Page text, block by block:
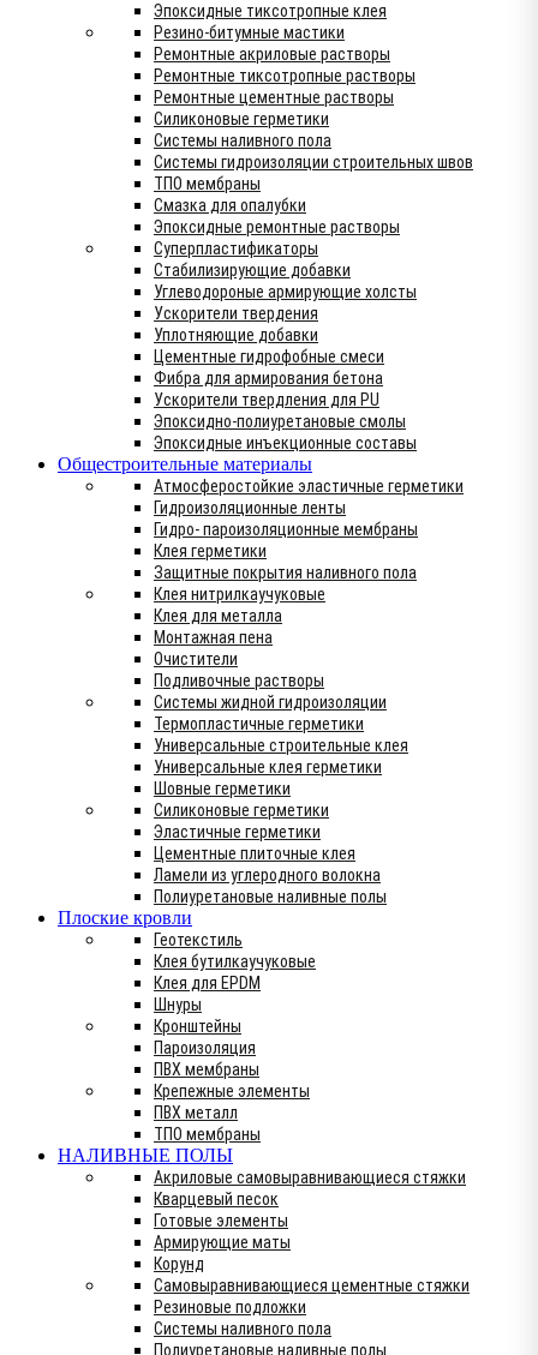
Эпоксидные тиксотропные клея
Резино-битумные мастики
Ремонтные акриловые растворы
Ремонтные тиксотропные растворы
Ремонтные цементные растворы
Силиконовые герметики
Системы наливного пола
Системы гидроизоляции строительных швов
ТПО мембраны
Смазка для опалубки
Эпоксидные ремонтные растворы
Суперпластификаторы
Стабилизирующие добавки
Углеводороные армирующие холсты
Ускорители твердения
Уплотняющие добавки
Цементные гидрофобные смеси
Фибра для армирования бетона
Ускорители твердления для PU
Эпоксидно-полиуретановые смолы
Эпоксидные инъекционные составы
Общестроительные материалы
Атмосферостойкие эластичные герметики
Гидроизоляционные ленты
Гидро- пароизоляционные мембраны
Клея герметики
Защитные покрытия наливного пола
Клея нитрилкаучуковые
Клея для металла
Монтажная пена
Очистители
Подливочные растворы
Системы жидной гидроизоляции
Термопластичные герметики
Универсальные строительные клея
Универсальные клея герметики
Шовные герметики
Силиконовые герметики
Эластичные герметики
Цементные плиточные клея
Ламели из углеродного волокна
Полиуретановые наливные полы
Плоские кровли
Геотекстиль
Клея бутилкаучуковые
Клея для EPDM
Шнуры
Кронштейны
Пароизоляция
ПВХ мембраны
Крепежные элементы
ПВХ металл
ТПО мембраны
НАЛИВНЫЕ ПОЛЫ
Акриловые самовыравнивающиеся стяжки
Кварцевый песок
Готовые элементы
Армирующие маты
Корунд
Самовыравнивающиеся цементные стяжки
Резиновые подложки
Системы наливного пола
Полиуретановые наливные полы